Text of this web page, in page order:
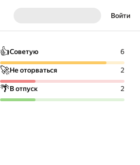
Войти
👍Советую 6
🚀Не оторваться 2
🌴В отпуск 2